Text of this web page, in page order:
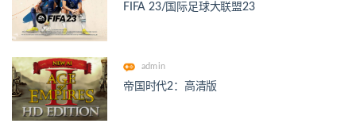
FIFA 23/国际足球大联盟23
admin
帝国时代2：高清版